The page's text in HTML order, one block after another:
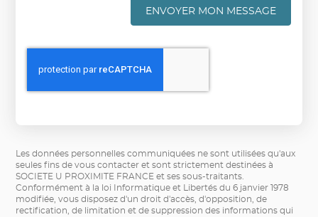
ENVOYER MON MESSAGE
Les données personnelles communiquées ne sont utilisées qu'aux
seules fins de vous contacter et sont strictement destinées à
SOCIETE U PROXIMITE FRANCE et ses sous-traitants.
Conformément à la loi Informatique et Libertés du 6 janvier 1978
modifiée, vous disposez d'un droit d'accès, d'opposition, de
rectification, de limitation et de suppression des informations qui